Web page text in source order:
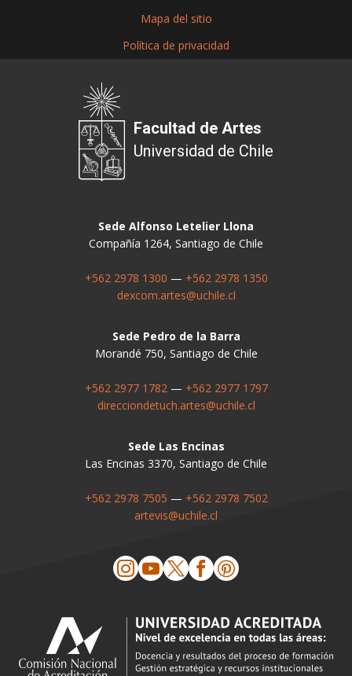
Mapa del sitio
Política de privacidad
Facultad de Artes
Universidad de Chile
Sede Alfonso Letelier Llona
Compañía 1264, Santiago de Chile
+562 2978 1300 — +562 2978 1350
dexcom.artes@uchile.cl
Sede Pedro de la Barra
Morandé 750, Santiago de Chile
+562 2977 1782— +562 2977 1797
direcciondetuch.artes@uchile.cl
Sede Las Encinas
Las Encinas 3370, Santiago de Chile
+562 2978 7505 — +562 2978 7502
artevis@uchile.cl